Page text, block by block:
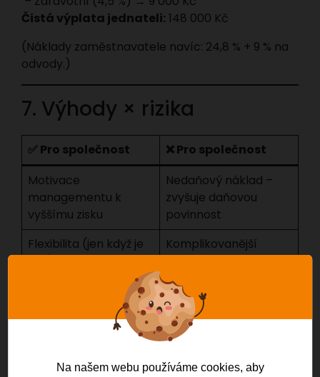
Čistá výplata jednateli: 148 000 Kč
(Náklady zaměstnavatele navíc: 24,8 % + 9 % na
odvody.)
7. Výhody × rizika
✅ Pro společnost
❌ Pro společnost
Motivace
managementu k
vyššímu zisku
Nedaňový náklad –
zvyšuje daňovou
povinnost
Flexibilita (jen když je
Komplikovanější
Snadné nastavení KPI
(EBITDA, čistý zisk)
Negativní optika
akcionářů při nízkém
vlastním kapitálu
Na našem webu používáme cookies, aby